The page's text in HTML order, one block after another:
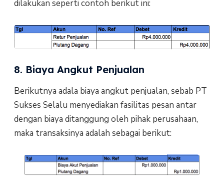
dilakukan seperti contoh berikut ini:
8. Biaya Angkut Penjualan
Berikutnya adala biaya angkut penjualan, sebab PT
Sukses Selalu menyediakan fasilitas pesan antar
dengan biaya ditanggung oleh pihak perusahaan,
maka transaksinya adalah sebagai berikut: